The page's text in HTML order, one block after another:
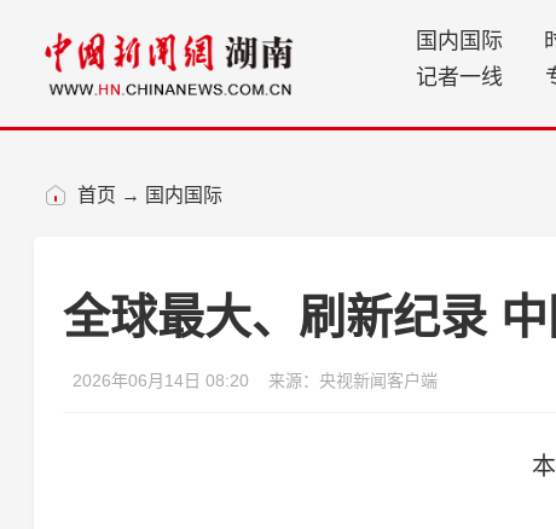
国内国际
记者一线
首页 → 国内国际
全球最大、刷新纪录
2026年06月14日 08:20 来源：央视新闻客户端